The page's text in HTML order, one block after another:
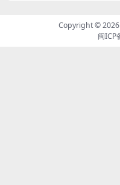
Copyright © 2026
闽ICP